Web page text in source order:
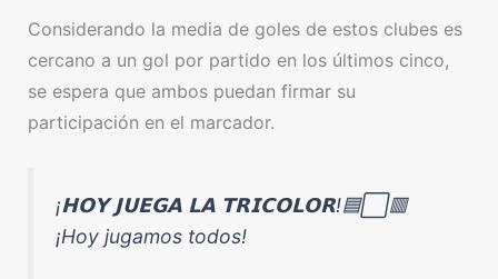
Considerando la media de goles de estos clubes es
cercano a un gol por partido en los últimos cinco,
se espera que ambos puedan firmar su
participación en el marcador.
¡𝗛𝗢𝗬 𝗝𝗨𝗘𝗚𝗔 𝗟𝗔 𝗧𝗥𝗜𝗖𝗢𝗟𝗢𝗥!🟦⬜🟥
¡Hoy jugamos todos!